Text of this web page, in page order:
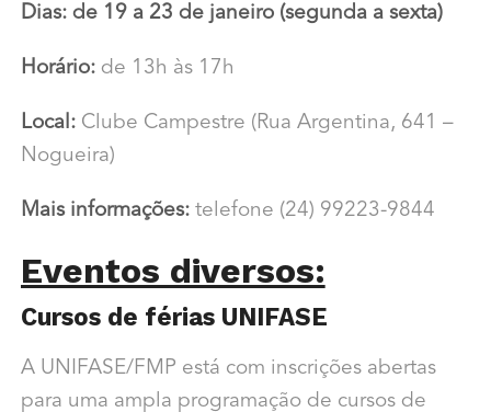
Dias: de 19 a 23 de janeiro (segunda a sexta)
Horário:de 13h às 17h
Local:Clube Campestre (Rua Argentina, 641 –
Nogueira)
Mais informações:telefone (24) 99223-9844
Eventos diversos:
Cursos de férias UNIFASE
A UNIFASE/FMP está com inscrições abertas
para uma ampla programação de cursos de